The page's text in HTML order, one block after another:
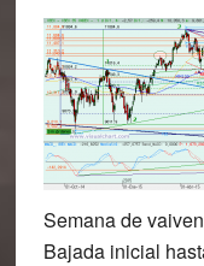
Semana de
Bajada inicial